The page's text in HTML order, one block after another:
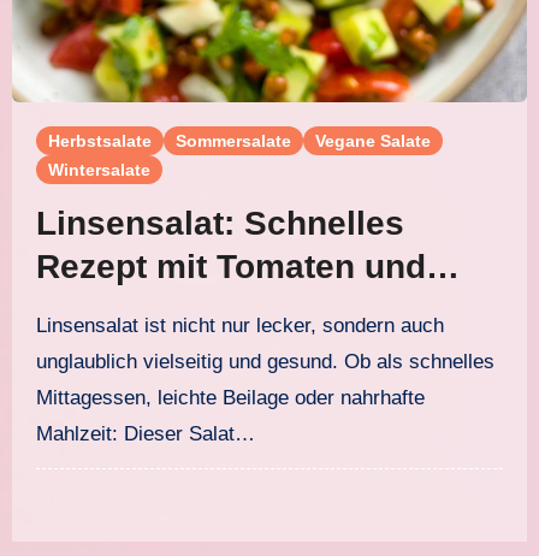
Herbstsalate Sommersalate
Vegane Salate
Wintersalate
Linsensalat: Schnelles
Rezept mit Tomaten und
Gurke für jede Jahreszeit
Linsensalat ist nicht nur lecker, sondern auch
unglaublich vielseitig und gesund. Ob als schnelles
Mittagessen, leichte Beilage oder nahrhafte
Mahlzeit: Dieser Salat…